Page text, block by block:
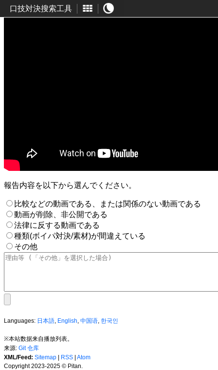
口技対決搜索工具
報告内容を以下から選んでください。
比較などの動画である、または関係のない動画である
動画が削除、非公開である
法律に反する動画である
種類(ボイパ対決/素材)が間違えている
その他
Languages: 日本語, English, 中国语, 한국인
※本站数据来自播放列表。
来源: Git 仓库
XML/Feed: Sitemap RSS Atom
Copyright 2023-2025 © Pitan.